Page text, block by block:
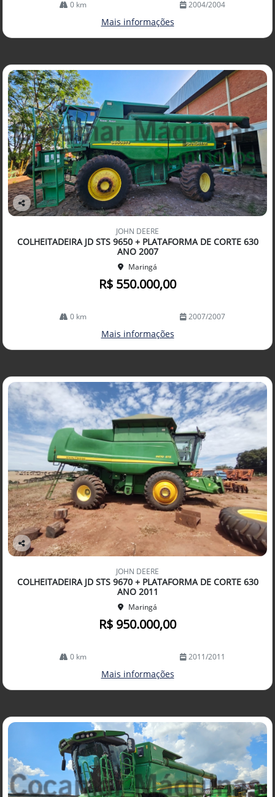
0 km 2004/2004
Mais informações
Co
arti
lhe
JOHN DEERE
COLHEITADEIRA JD STS 9650 + PLATAFORMA DE CORTE 630
ANO 2007
Maringá
R$ 550.000,00
0 km 2007/2007
Mais informações
Co
arti
lhe
JOHN DEERE
COLHEITADEIRA JD STS 9670 + PLATAFORMA DE CORTE 630
ANO 2011
Maringá
R$ 950.000,00
0 km 2011/2011
Mais informações